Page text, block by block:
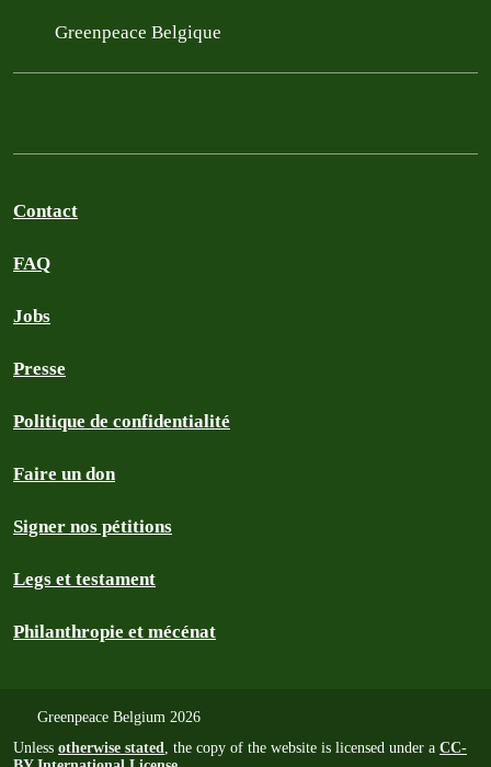
Greenpeace Belgique
Contact
FAQ
Jobs
Presse
Politique de confidentialité
Faire un don
Signer nos pétitions
Legs et testament
Philanthropie et mécénat
Greenpeace Belgium 2026
Unless otherwise stated, the copy of the website is licensed under a CC-